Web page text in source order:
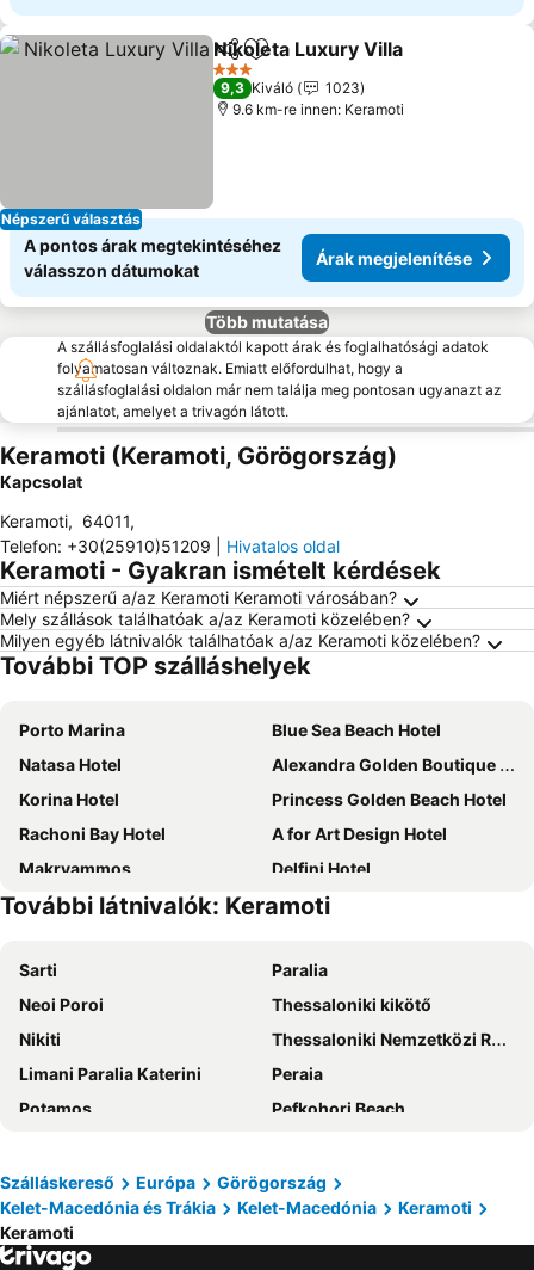
Népszerű választás
Megosztás
Hozzáadás a kedvencekhez
Nikoleta Luxury Villa
3 Kategória
9,3 Kiváló
1023
9.6 km-re innen: Keramoti
A pontos árak megtekintéséhez
válasszon dátumokat
Árak megjelenítése
Több mutatása
A szállásfoglalási oldalaktól kapott árak és foglalhatósági adatok
folyamatosan változnak. Emiatt előfordulhat, hogy a
szállásfoglalási oldalon már nem találja meg pontosan ugyanazt az
ajánlatot, amelyet a trivagón látott.
Keramoti (Keramoti, Görögország)
Kapcsolat
Keramoti, 64011,
Telefon: +30(25910)51209 Hivatalos oldal
Keramoti - Gyakran ismételt kérdések
Miért népszerű a/az Keramoti Keramoti városában?
Mely szállások találhatóak a/az Keramoti közelében?
Milyen egyéb látnivalók találhatóak a/az Keramoti közelében?
További TOP szálláshelyek
Porto Marina
Blue Sea Beach Hotel
Natasa Hotel
Alexandra Golden Boutique Hotel - Adults Only
Korina Hotel
Princess Golden Beach Hotel
Rachoni Bay Hotel
A for Art Design Hotel
Makryammos
Delfini Hotel
Ocean Beach Hotel
Hotel Stella
Macedon
Vlachogiannis Hotel
Aethria Hotel
Kamelia & Semeli Hotel
Nefeli Fresh Hotel by Del Mare
Hotel Galini
Nikoleta Luxury Villa
Hotel Pegasus-Adult Friendly
Thassos Imperial Resort
Blue Sea Beach Resort
Hotel Chrissafis
Mare Monte Small Boutique Hotel
Laios Hotel (Adults Only)
Hotel Holiday
Hotel Filia
Hotel Lido Thassos
További látnivalók: Keramoti
Sarti
Paralia
Neoi Poroi
Thessaloniki kikötő
Nikiti
Thessaloniki Nemzetközi Repülőtér Macedonia
Limani Paralia Katerini
Peraia
Potamos
Pefkohori Beach
Afytos Beach
Nea Skioni
Golden Beach
Nea Plagia
Agia Triada
Polychrono beach
Szálláskereső Európa
Görögország
Kelet-Macedónia és Trákia
Kelet-Macedónia
Keramoti
Keramoti